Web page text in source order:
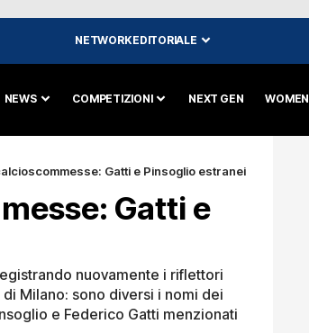
NETWORK EDITORIALE
NEWS COMPETIZIONI NEXT GEN WOMEN
Gatti e Pinsoglio estranei
Gatti e
nuovamente i riflettori
Milano: sono diversi i nomi dei
e Federico Gatti menzionati